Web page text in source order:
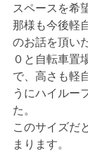
スペースを希
那様も今後軽
のお話を頂い
０と自転車置
で、高さも軽
うにハイルー
た。
このサイズだ
まります。